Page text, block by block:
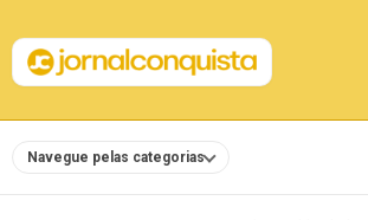
Navegue pelas categorias